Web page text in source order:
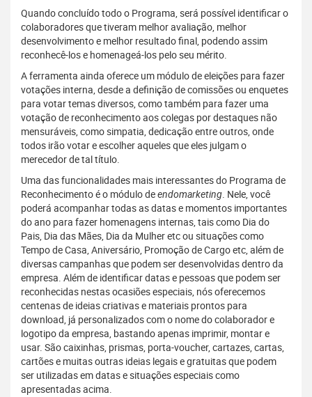
Quando concluído todo o Programa, será possível identificar o
colaboradores que tiveram melhor avaliação, melhor
desenvolvimento e melhor resultado final, podendo assim
reconhecê-los e homenageá-los pelo seu mérito.
A ferramenta ainda oferece um módulo de eleições para fazer
votações interna, desde a definição de comissões ou enquetes
para votar temas diversos, como também para fazer uma
votação de reconhecimento aos colegas por destaques não
mensuráveis, como simpatia, dedicação entre outros, onde
todos irão votar e escolher aqueles que eles julgam o
merecedor de tal título.
Uma das funcionalidades mais interessantes do Programa de
Reconhecimento é o módulo deendomarketing. Nele, você
poderá acompanhar todas as datas e momentos importantes
do ano para fazer homenagens internas, tais como Dia do
Pais, Dia das Mães, Dia da Mulher etc ou situações como
Tempo de Casa, Aniversário, Promoção de Cargo etc, além de
diversas campanhas que podem ser desenvolvidas dentro da
empresa. Além de identificar datas e pessoas que podem ser
reconhecidas nestas ocasiões especiais, nós oferecemos
centenas de ideias criativas e materiais prontos para
download, já personalizados com o nome do colaborador e
logotipo da empresa, bastando apenas imprimir, montar e
usar. São caixinhas, prismas, porta-voucher, cartazes, cartas,
cartões e muitas outras ideias legais e gratuitas que podem
ser utilizadas em datas e situações especiais como
apresentadas acima.